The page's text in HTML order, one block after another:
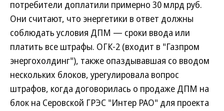
потребители доплатили примерно 30 млрд руб.
Они считают, что энергетики в ответ должны
соблюдать условия ДПМ — сроки ввода или
платить все штрафы. ОГК-2 (входит в "Газпром
энергохолдинг"), также опаздывавшая со вводом
нескольких блоков, урегулировала вопрос
штрафов, когда договорилась о продаже ДПМ на
блок на Серовской ГРЭС "Интер РАО" для проекта